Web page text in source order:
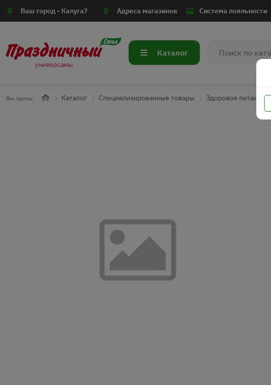
Ваш город - Калуга? Адреса магазинов Система лояльности
Каталог
Вы здесь: Каталог Специализированные товары Здоровое питание*